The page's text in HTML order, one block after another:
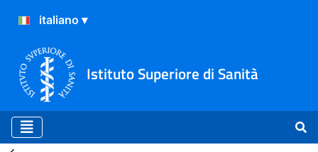
Istituto Superiore di Sanità